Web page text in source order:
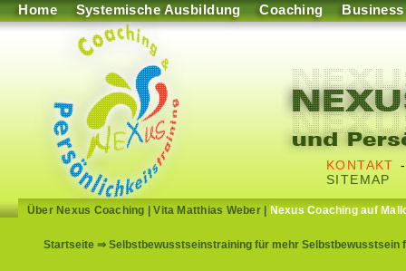
Home Systemische Ausbildung Coaching Business
KONTAKT
SITEMAP
Über Nexus Coaching |Vita Matthias Weber| Nexus Coaching auf
Startseite ⇒ Selbstbewusstseinstraining für mehr Selbstbewusstsein